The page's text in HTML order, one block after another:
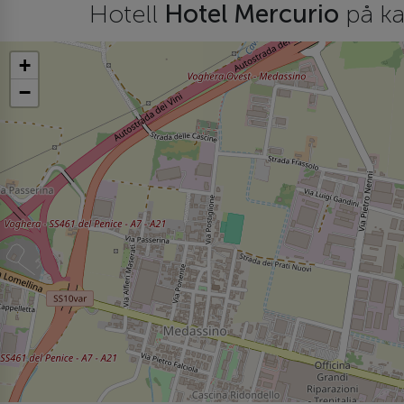
Hotell Hotel Mercurio på
+
−